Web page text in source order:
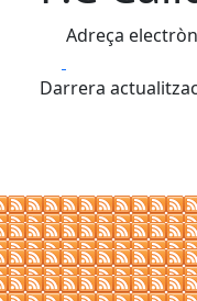
Adreça
Darrera